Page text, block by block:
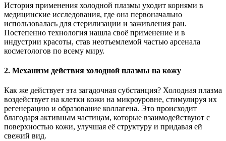
История применения холодной плазмы уходит корнями в
медицинские исследования, где она первоначально
использовалась для стерилизации и заживления ран.
Постепенно технология нашла своё применение и в
индустрии красоты, став неотъемлемой частью арсенала
косметологов по всему миру.
2. Механизм действия холодной плазмы на кожу
Как же действует эта загадочная субстанция? Холодная плазма
воздействует на клетки кожи на микроуровне, стимулируя их
регенерацию и образование коллагена. Это происходит
благодаря активным частицам, которые взаимодействуют с
поверхностью кожи, улучшая её структуру и придавая ей
свежий вид.